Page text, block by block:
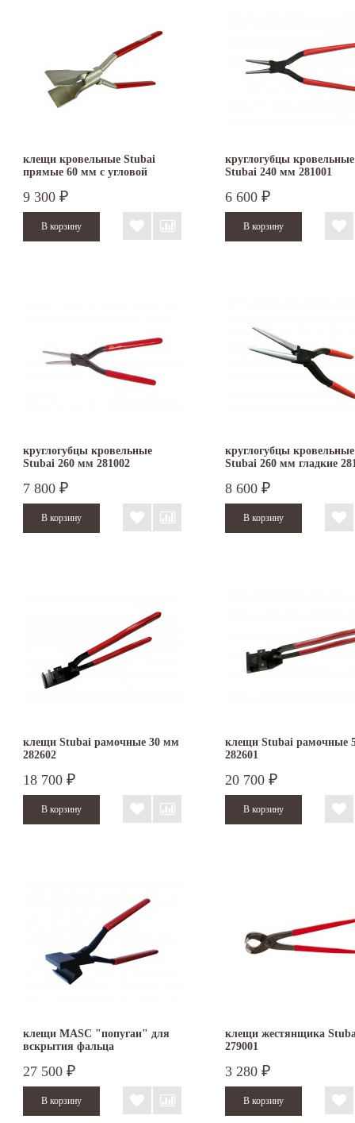
клещи кровельные Stubai
прямые 60 мм с угловой
282451NR
9 300 ₽
круглогубцы кровельные
Stubai 240 мм 281001
6 600 ₽
круглогубцы кровельные
Stubai 260 мм 281002
7 800 ₽
круглогубцы кровельные
Stubai 260 мм гладкие
8 600 ₽
клещи Stubai рамочные 30 мм
282602
18 700 ₽
клещи Stubai рамочные
282601
20 700 ₽
клещи MASC "попугаи" для
вскрытия фальца
27 500 ₽
клещи жестянщика
279001
3 280 ₽